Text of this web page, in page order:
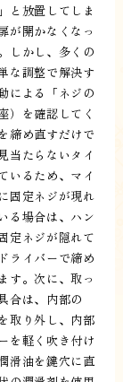
と放置してしま
が開かなくなっ
しかし、多くの
な調整で解決す
による「ネジの
）を確認してく
締め直すだけで
当たらないタイ
いるため、マイ
固定ネジが現れ
る場合は、ハン
定ネジが隠れて
ライバーで締め
す。次に、取っ
合は、内部の
取り外し、内部
を軽く吹き付け
滑油を鍵穴に直